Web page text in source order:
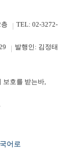
TEL: 02-3272-
발행인: 김정태
보호를 받는바,
어로